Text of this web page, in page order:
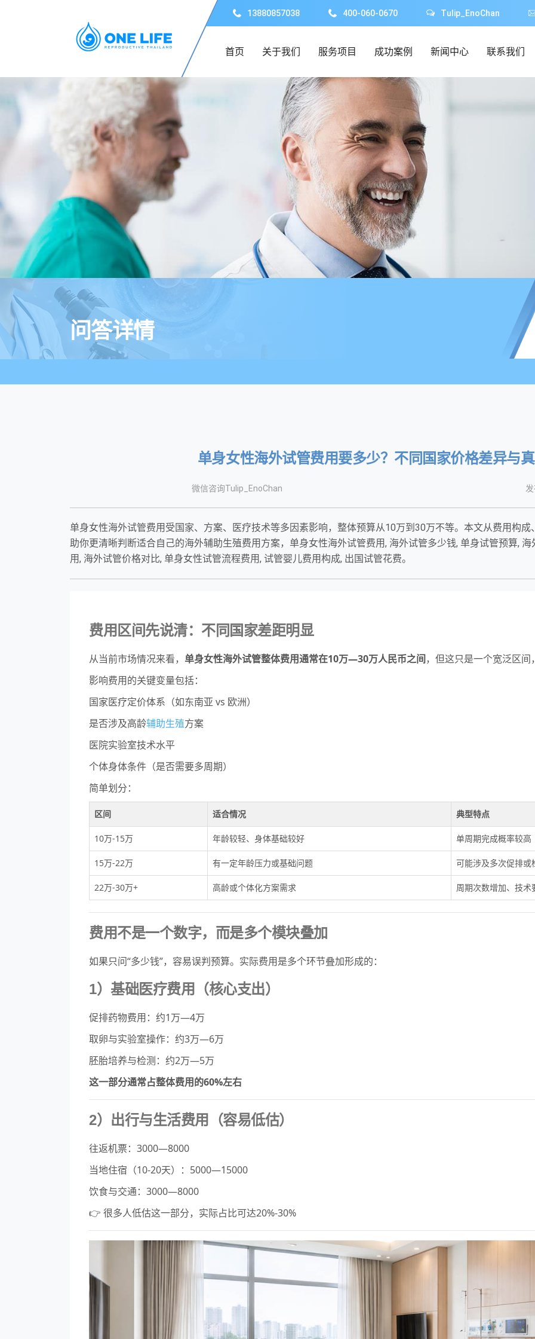
13880857038 400-060-0670 Tulip_EnoChan
首页 关于我们 服务项目 成功案例 新闻中心 联系我们
问答详情
单身女性海外试管费用要多少？不同国家价格差异与
微信咨询Tulip_EnoChan
单身女性海外试管费用受国家、方案、医疗技术等多因素影响，整体预算从10万到30万不等。本文从费用构
助你更清晰判断适合自己的海外辅助生殖费用方案，单身女性海外试管费用, 海外试管多少钱, 单身试管预算,
用, 海外试管价格对比, 单身女性试管流程费用, 试管婴儿费用构成, 出国试管花费。
费用区间先说清：不同国家差距明显
从当前市场情况来看， 单身女性海外试管整体费用通常在10万—30万人民币之间，但这只是一个宽泛区间
影响费用的关键变量包括：
国家医疗定价体系（如东南亚 vs 欧洲）
是否涉及高龄辅助生殖方案
医院实验室技术水平
个体身体条件（是否需要多周期）
简单划分：
区间 适合情况 典型特点
10万-15万 年龄较轻、身体基础较好 单周期完成概率较高
15万-22万 有一定年龄压力或基础问题 可能涉及多次促排或
22万-30万+ 高龄或个体化方案需求 周期次数增加、技术
费用不是一个数字，而是多个模块叠加
如果只问“多少钱”，容易误判预算。实际费用是多个环节叠加形成的：
1）基础医疗费用（核心支出）
促排药物费用：约1万—4万
取卵与实验室操作：约3万—6万
胚胎培养与检测：约2万—5万
这一部分通常占整体费用的60%左右
2）出行与生活费用（容易低估）
往返机票：3000—8000
当地住宿（10-20天）：5000—15000
饮食与交通：3000—8000
👉 很多人低估这一部分，实际占比可达20%-30%